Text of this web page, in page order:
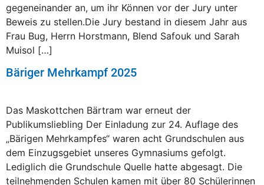
gegeneinander an, um ihr Können vor der Jury unter
Beweis zu stellen.Die Jury bestand in diesem Jahr aus
Frau Bug, Herrn Horstmann, Blend Safouk und Sarah
Muisol […]
Bäriger Mehrkampf 2025
Das Maskottchen Bärtram war erneut der
Publikumsliebling Der Einladung zur 24. Auflage des
„Bärigen Mehrkampfes“ waren acht Grundschulen aus
dem Einzugsgebiet unseres Gymnasiums gefolgt.
Lediglich die Grundschule Quelle hatte abgesagt. Die
teilnehmenden Schulen kamen mit über 80 Schülerinnen